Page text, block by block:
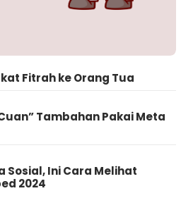
Fitrah ke Orang Tua
Tambahan Pakai Meta
Sosial, Ini Cara Melihat
2024